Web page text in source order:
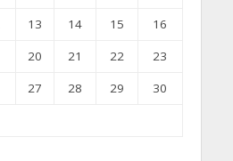
13 14 15
16
20 21 22
23
27 28 29
30